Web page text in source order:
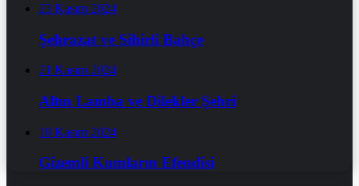
23 Kasım 2024
Şehrazat ve Sihirli Bahçe
21 Kasım 2024
Altın Lamba ve Dilekler Şehri
18 Kasım 2024
Gizemli Kumların Efendisi